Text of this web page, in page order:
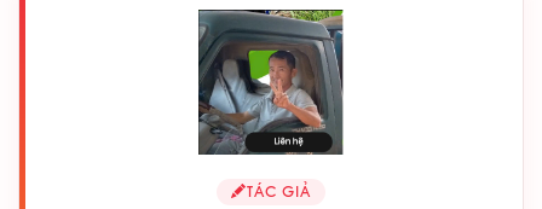
TÁC GIẢ